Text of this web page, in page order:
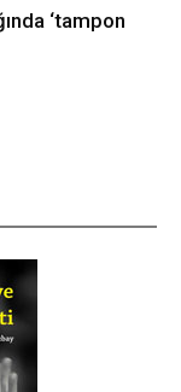
‘tampon